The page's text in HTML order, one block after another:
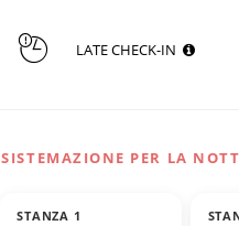
LATE CHECK-IN
SISTEMAZIONE PER LA
STANZA 1